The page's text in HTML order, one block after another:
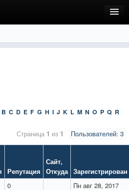
B C D E F G H I J K L M N O P Q R
Пользователей: 3
Страница 1 из 1
Репутация
Сайт,
Откуда Зарегистрирован
0
Пн авг 28, 2017